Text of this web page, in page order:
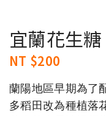
宜蘭花生糖
NT $200
蘭陽地區早期為了
多稻田改為種植落